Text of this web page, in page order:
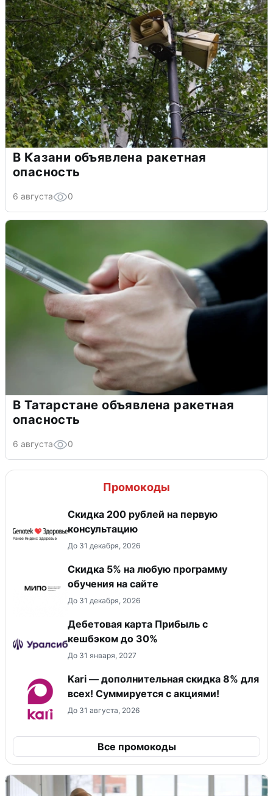
В Казани объявлена ракетная
опасность
6 августа 0
В Татарстане объявлена ракетная
опасность
6 августа 0
Промокоды
Скидка 200 рублей на первую
консультацию
До 31 декабря, 2026
Скидка 5% на любую программу
обучения на сайте
До 31 декабря, 2026
Дебетовая карта Прибыль с
кешбэком до 30%
До 31 января, 2027
Kari — дополнительная скидка 8% для
всех! Суммируется с акциями!
До 31 августа, 2026
Все промокоды